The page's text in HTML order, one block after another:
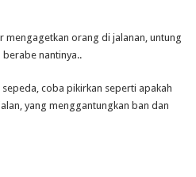
mengagetkan orang di jalanan, untung
nantinya..
coba pikirkan seperti apakah
yang menggantungkan ban dan